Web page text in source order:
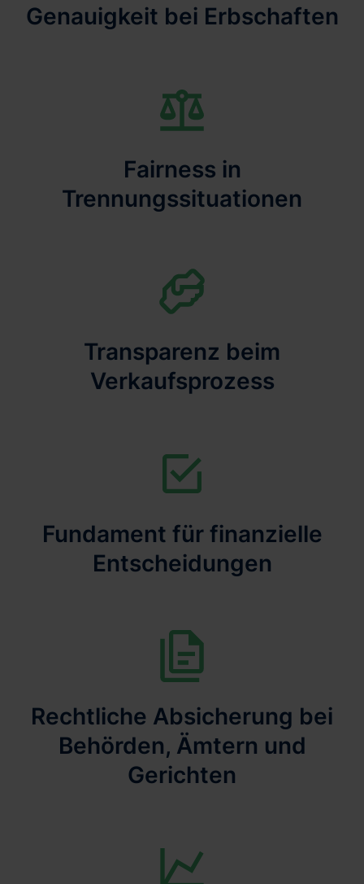
Genauigkeit bei Erbschaften
Fairness in
Trennungssituationen
Transparenz beim
Verkaufsprozess
Fundament für finanzielle
Entscheidungen
Rechtliche Absicherung bei
Behörden, Ämtern und
Gerichten